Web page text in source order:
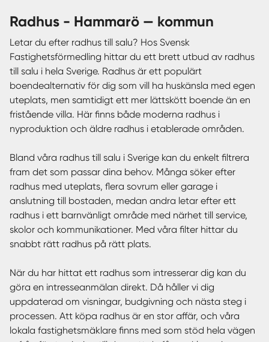
radhus - Hammarö — kommun
Letar du efter radhus till salu? Hos Svensk
Fastighetsförmedling hittar du ett brett utbud av radhus
till salu i hela Sverige. Radhus är ett populärt
boendealternativ för dig som vill ha huskänsla med egen
uteplats, men samtidigt ett mer lättskött boende än en
fristående villa. Här finns både moderna radhus i
nyproduktion och äldre radhus i etablerade områden.
Bland våra radhus till salu i Sverige kan du enkelt filtrera
fram det som passar dina behov. Många söker efter
radhus med uteplats, flera sovrum eller garage i
anslutning till bostaden, medan andra letar efter ett
radhus i ett barnvänligt område med närhet till service,
skolor och kommunikationer. Med våra filter hittar du
snabbt rätt radhus på rätt plats.
När du har hittat ett radhus som intresserar dig kan du
göra en intresseanmälan direkt. Då håller vi dig
uppdaterad om visningar, budgivning och nästa steg i
processen. Att köpa radhus är en stor affär, och våra
lokala fastighetsmäklare finns med som stöd hela vägen